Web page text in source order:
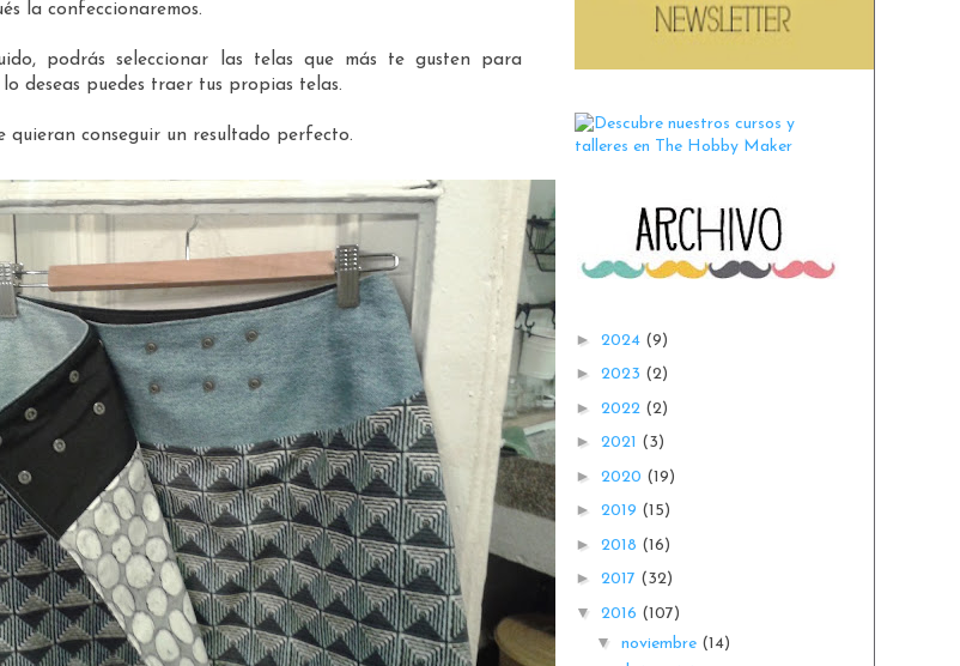
la confeccionaremos.
podrás seleccionar las telas que más te gusten para
deseas puedes traer tus propias telas.
quieran conseguir un resultado perfecto.
► 2024 (9)
► 2023 (2)
► 2022 (2)
► 2021 (3)
► 2020 (19)
► 2019 (15)
► 2018 (16)
► 2017 (32)
▼ 2016 (107)
▼ noviembre (14)